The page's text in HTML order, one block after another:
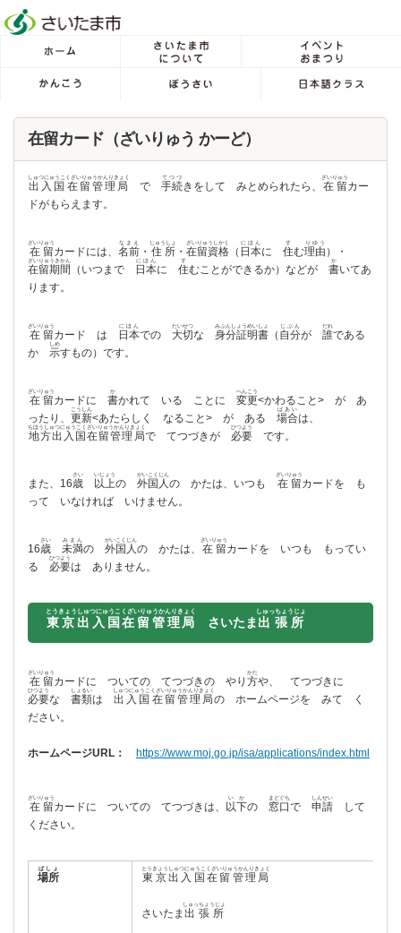
在留カード（ざいりゅう かーど）
出入国在留管理局
しゅつにゅうこくざいりゅうかんりきょく
で 手続
てつづ
きをして みとめられたら、 在留
ざいりゅう
カー
ドがもらえます。
在留
ざいりゅう
カードには、 名前
なまえ
・ 住所
じゅうしょ
・ 在留資格
ざいりゅうしかく
（ 日本
にほん
に 住
す
む理由
りゆう
）・
在留期間
ざいりゅうきかん
（いつまで 日本
にほん
に 住
す
むことができるか）などが 書
か
いてあ
ります。
在留
ざいりゅう
カード は 日本
にほん
での 大切
たいせつ
な 身分証明書
みぶんしょうめいしょ
（ 自分
じぶん
が 誰
だれ
である
か 示
しめ
すもの）です。
在留
ざいりゅう
カードに 書
か
かれて いる ことに 変更
へんこう
<かわること> が あ
ったり、 更新
こうしん
<あたらしく なること> が ある 場合
ばあい
は、
地方出入国在留管理局
ちほうしゅつにゅうこくざいりゅうかんりきょく
で てつづきが 必要
ひつよう
です。
また、16歳
さい
以上
いじょう
の 外国人
がいこくじん
の かたは、いつも 在留
ざいりゅう
カードを も
って いなければ いけません。
16歳
さい
未満
みまん
の 外国人
がいこくじん
の かたは、 在留
ざいりゅう
カードを いつも もってい
る 必要
ひつよう
は ありません。
東京出入国在留管理局
とうきょうしゅつにゅうこくざいりゅうかんりきょく
さいたま 出張所
しゅっちょうじょ
在留
ざいりゅう
カードに ついての てつづきの やり 方
かた
や、 てつづきに
必要
ひつよう
な 書類
しょるい
は 出入国在留管理局
しゅつにゅうこくざいりゅうかんりきょく
の ホームページを みて く
ださい。
ホームページURL： https://www.moj.go.jp/isa/applications/index.html
在留
ざいりゅう
カードに ついての てつづきは、 以下
いか
の 窓口
まどぐち
で 申請
しんせい
して
ください。
場所
ばしょ
東京出入国在留管理局
とうきょうしゅつにゅうこくざいりゅうかんりきょく
さいたま 出張所
しゅっちょうじょ